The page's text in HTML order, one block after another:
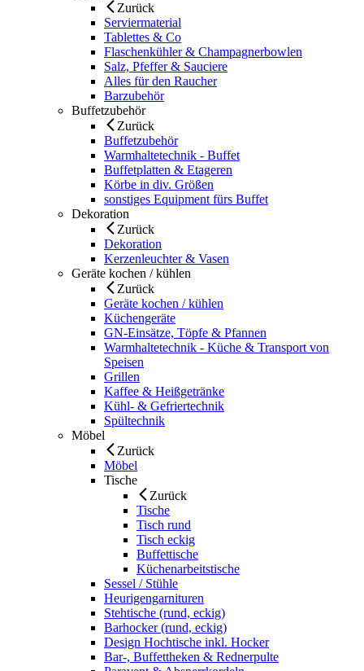
Zurück
Serviermaterial
Tablettes & Co
Flaschenkühler & Champagnerbowlen
Salz, Pfeffer & Sauciere
Alles für den Raucher
Barzubehör
Buffetzubehör
Zurück
Buffetzubehör
Warmhaltetechnik - Buffet
Buffetplatten & Etageren
Körbe in div. Größen
sonstiges Equipment fürs Buffet
Dekoration
Zurück
Dekoration
Kerzenleuchter & Vasen
Geräte kochen / kühlen
Zurück
Geräte kochen / kühlen
Küchengeräte
GN-Einsätze, Töpfe & Pfannen
Warmhaltetechnik - Küche & Transport von
Speisen
Grillen
Kaffee & Heißgetränke
Kühl- & Gefriertechnik
Spültechnik
Möbel
Zurück
Möbel
Tische
Zurück
Tische
Tisch rund
Tisch eckig
Buffettische
Küchenarbeitstische
Sessel / Stühle
Heurigengarnituren
Stehtische (rund, eckig)
Barhocker (rund, eckig)
Design Hochtische inkl. Hocker
Bar-, Buffettheken & Rednerpulte